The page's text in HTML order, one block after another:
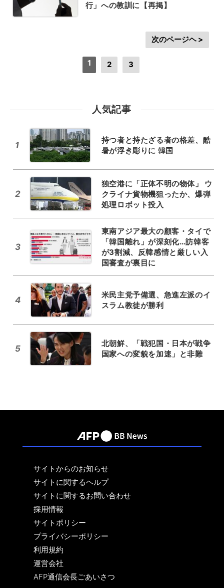
行」への教訓に【再掲】
1 2 3
次のページヘ >
人気記事
1
持つ者と持たざる者の格差、酷
暑が浮き彫りに 韓国
2
独空港に「正体不明の物体」 ウ
クライナ貨物機狙ったか、爆弾
処理ロボット投入
3
東南アジア最大の顧客・タイで
「韓国離れ」が深刻化…訪韓客
が3割減、反韓感情と厳しい入
国審査が裏目に
4
米民主党予備選、急進左派のイ
スラム教徒が勝利
5
北朝鮮、「戦犯国・日本が戦争
国家への変貌を加速」と非難
サイトからのお知らせ
サイトに関するヘルプ
サイトに関するお問い合わせ
採用情報
サイトポリシー
プライバシーポリシー
利用規約
運営会社
AFP通信会長ごあいさつ